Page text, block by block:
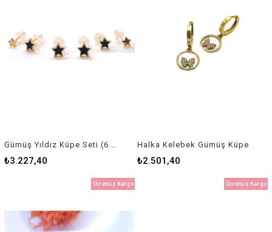
Gümüş Yıldız Küpe Seti (6 Adet)
₺3.227,40
Halka Kelebek Gümüş Küpe
₺2.501,40
Ücretsiz Kargo Ücretsiz Kargo